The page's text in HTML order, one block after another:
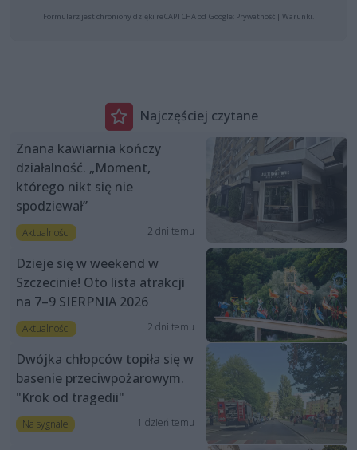
Formularz jest chroniony dzięki reCAPTCHA od Google: Prywatność | Warunki
Najczęściej czytane
Znana kawiarnia kończy
działalność. „Moment,
którego nikt się nie
spodziewał”
Aktualności 2 dni temu
Dzieje się w weekend w
Szczecinie! Oto lista atrakcji
na 7–9 SIERPNIA 2026
Aktualności 2 dni temu
Dwójka chłopców topiła się w
basenie przeciwpożarowym.
"Krok od tragedii"
Na sygnale 1 dzień temu